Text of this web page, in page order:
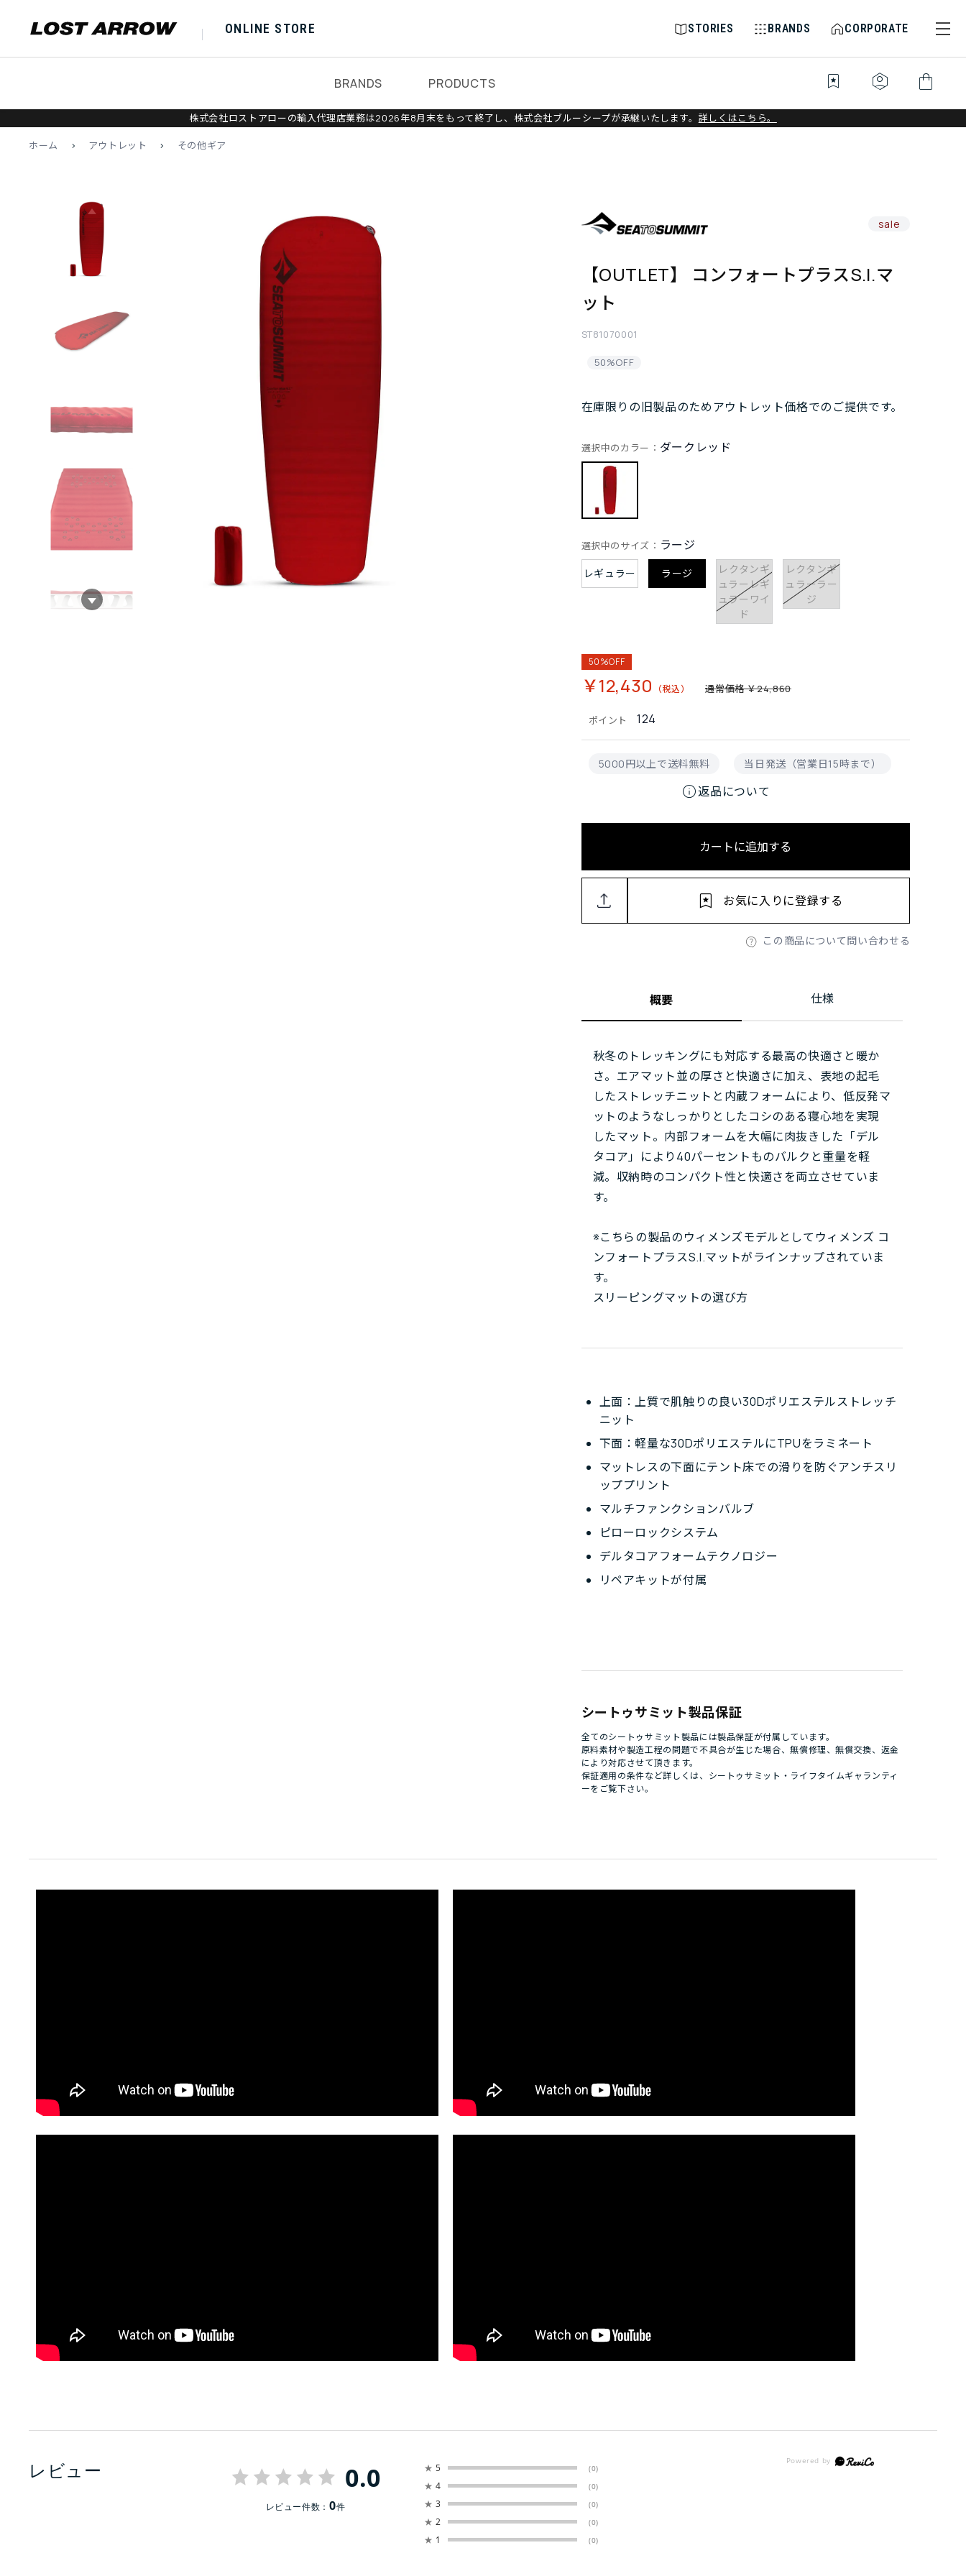
ONLINE STORE STORIES BRANDS CORPORATE
BRANDS PRODUCTS bookmark_star identity_platform shopping_bag
株式会社ロストアローの輸入代理店業務は2026年8月末をもって終了し、株式会社ブルーシープが承継いたします。 詳しくはこちら。
ホーム > アウトレット > その他ギア
sale
【OUTLET】 コンフォートプラスS.I.マ
ット
ST81070001
50%OFF
在庫限りの旧製品のためアウトレット価格でのご提供です。
ポイント 124
選択中のカラー： ダークレッド
選択中のサイズ： ラージ
レギュラー ラージ
レクタンギ
ュラーレギ
ュラーワイ
ド
レクタンギ
ュラーラー
ジ
5000円以上で送料無料 当日発送（営業日15時まで）
info返品について
50%OFF
￥12,430 通常価格 ￥24,860
カートに追加する
この商品について問い合わせる
お気に入りに登録する
概要 仕様
秋冬のトレッキングにも対応する最高の快適さと暖か
さ。エアマット並の厚さと快適さに加え、表地の起毛
したストレッチニットと内蔵フォームにより、低反発マ
ットのようなしっかりとしたコシのある寝心地を実現
したマット。内部フォームを大幅に肉抜きした「デル
タコア」により40パーセントものバルクと重量を軽
減。収納時のコンパクト性と快適さを両立させていま
す。
※こちらの製品のウィメンズモデルとしてウィメンズ コ
ンフォートプラスS.I.マットがラインナップされていま
す。
スリーピングマットの選び方
シートゥサミット製品保証
全てのシートゥサミット製品には製品保証が付属しています。
原料素材や製造工程の問題で不具合が生じた場合、無償修理、無償交換、返金
により対応させて頂きます。
保証適用の条件など詳しくは、 シートゥサミット・ライフタイムギャランティ
ーをご覧下さい。
上面：上質で肌触りの良い30Dポリエステルストレッチ
ニット
下面：軽量な30DポリエステルにTPUをラミネート
マットレスの下面にテント床での滑りを防ぐアンチスリ
ッププリント
マルチファンクションバルブ
ピローロックシステム
デルタコアフォームテクノロジー
リペアキットが付属
レビュー 0.0
レビュー件数：0件
★ 5 (0)
★ 4 (0)
★ 3 (0)
★ 2 (0)
★ 1 (0)